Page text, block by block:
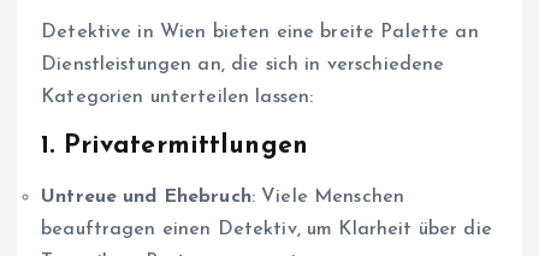
Detektive in Wien bieten eine breite Palette an
Dienstleistungen an, die sich in verschiedene
Kategorien unterteilen lassen:
1. Privatermittlungen
Untreue und Ehebruch: Viele Menschen
beauftragen einen Detektiv, um Klarheit über die